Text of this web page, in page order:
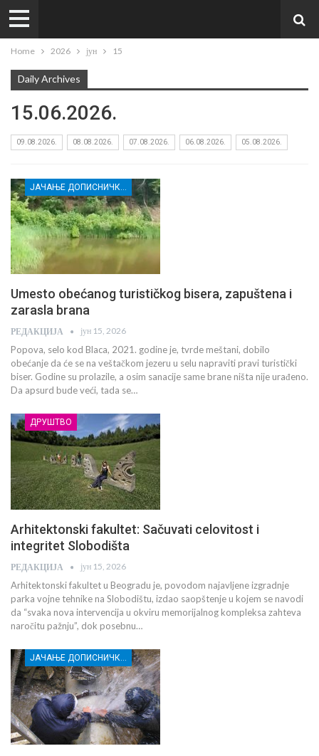
Home 2026 јун 15
Daily Archives
15.06.2026.
09.08.2026. 08.08.2026. 07.08.2026. 06.08.2026. 05.08.2026.
ЈАЧАЊЕ ДОПИСНИЧКЕ МРЕЖЕ НЕЗАВИСНИХ МЕДИЈА У РАСИНСКОМ ОКРУГУ
Umesto obećanog turističkog bisera, zapuštena i
zarasla brana
РЕДАКЦИЈА јун 15, 2026
Popova, selo kod Blaca, 2021. godine je, tvrde meštani, dobilo
obećanje da će se na veštačkom jezeru u selu napraviti pravi turistički
biser. Godine su prolazile, a osim sanacije same brane ništa nije urađeno.
Da apsurd bude veći, tada se…
ДРУШТВО
Arhitektonski fakultet: Sačuvati celovitost i
integritet Slobodišta
РЕДАКЦИЈА јун 15, 2026
Arhitektonski fakultet u Beogradu je, povodom najavljene izgradnje
parka vojne tehnike na Slobodištu, izdao saopštenje u kojem se navodi
da “svaka nova intervencija u okviru memorijalnog kompleksa zahteva
naročitu pažnju”, dok posebnu…